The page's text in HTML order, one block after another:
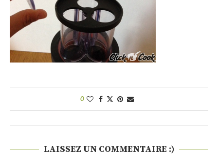
0
LAISSEZ UN COMMENTAIRE :)